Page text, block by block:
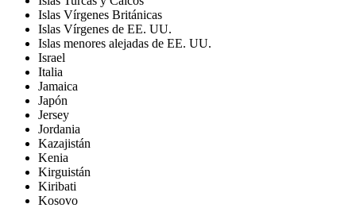
Islas Vírgenes Británicas
Islas Vírgenes de EE. UU.
Islas menores alejadas de EE. UU.
Israel
Italia
Jamaica
Japón
Jersey
Jordania
Kazajistán
Kenia
Kirguistán
Kiribati
Kosovo